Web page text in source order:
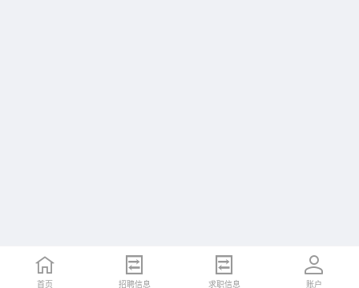
首页 招聘信息 求职信息 账户